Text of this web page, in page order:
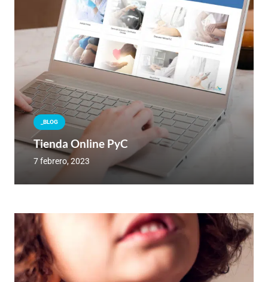
_BLOG
Tienda Online PyC
7 febrero, 2023